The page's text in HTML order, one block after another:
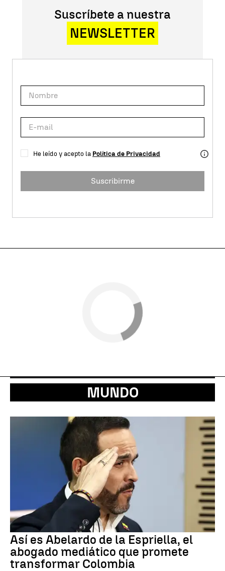
Suscríbete a nuestra
NEWSLETTER
He leído y acepto la Política de Privacidad
Suscribirme
MUNDO
Así es Abelardo de la Espriella, el
abogado mediático que promete
transformar Colombia